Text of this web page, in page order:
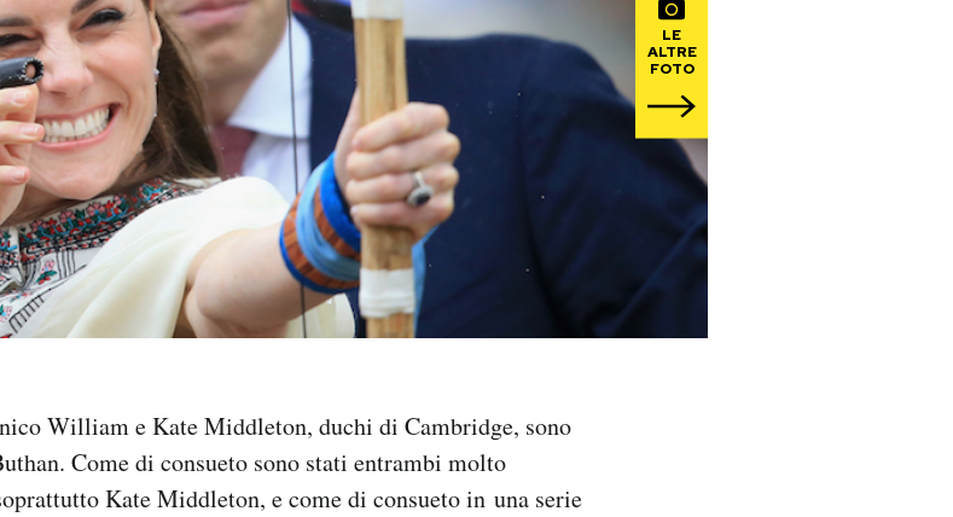
LE
ALTRE
FOTO
William e Kate Middleton, duchi di Cambridge, sono
Come di consueto sono stati entrambi molto
Kate Middleton, e come di consueto in una serie